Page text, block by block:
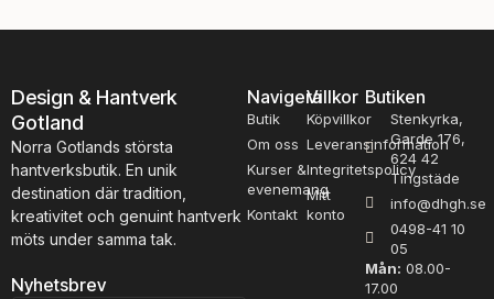
Design & Hantverk
Gotland
Norra Gotlands största
hantverksbutik. En unik
destination där tradition,
kreativitet och genuint hantverk
möts under samma tak.
Nyhetsbrev
Navigera
Butik
Om oss
Kurser &
evenemang
Kontakt
Villkor
Köpvillkor
Leveransinformation
Integritetspolicy
Mitt
konto
Butiken
Stenkyrka,
Garde 176,
624 42
Tingstäde
info@dhgh.se
0498-41 10
05
Mån: 08.00-
17.00